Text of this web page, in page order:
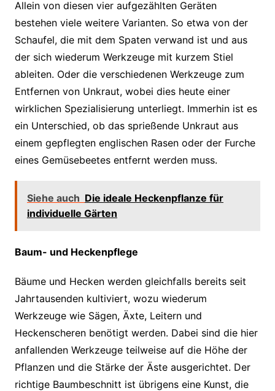
Allein von diesen vier aufgezählten Geräten
bestehen viele weitere Varianten. So etwa von der
Schaufel, die mit dem Spaten verwand ist und aus
der sich wiederum Werkzeuge mit kurzem Stiel
ableiten. Oder die verschiedenen Werkzeuge zum
Entfernen von Unkraut, wobei dies heute einer
wirklichen Spezialisierung unterliegt. Immerhin ist es
ein Unterschied, ob das sprießende Unkraut aus
einem gepflegten englischen Rasen oder der Furche
eines Gemüsebeetes entfernt werden muss.
Siehe auch Die ideale Heckenpflanze für
individuelle Gärten
Baum- und Heckenpflege
Bäume und Hecken werden gleichfalls bereits seit
Jahrtausenden kultiviert, wozu wiederum
Werkzeuge wie Sägen, Äxte, Leitern und
Heckenscheren benötigt werden. Dabei sind die hier
anfallenden Werkzeuge teilweise auf die Höhe der
Pflanzen und die Stärke der Äste ausgerichtet. Der
richtige Baumbeschnitt ist übrigens eine Kunst, die